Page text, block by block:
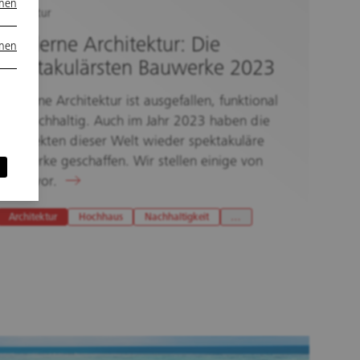
Architektur
Architektur: Die
Bauwerke 2023
Moderne Architektur ist ausgefallen, funktional
und nachhaltig. Auch im Jahr 2023 haben die
Architekten dieser Welt wieder spektakuläre
Bauwerke geschaffen. Wir stellen einige von
vor.
Architektur Hochhaus Nachhaltigkeit